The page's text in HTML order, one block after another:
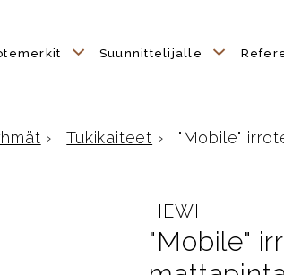
Suunnittelijalle
› Tukikaiteet › "Mobile"
HEWI
"Mobile"